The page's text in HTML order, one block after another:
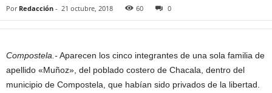
Por Redacción - 21 octubre, 2018 60 0
Compostela.-Aparecen los cinco integrantes de una sola familia de
apellido «Muñoz», del poblado costero de Chacala, dentro del
municipio de Compostela, que habían sido privados de la libertad.